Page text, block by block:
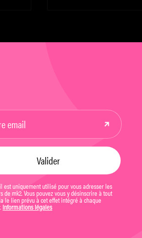
est uniquement utilisé pour vous adresser les
de mk2. Vous pouvez vous y désinscrire à tout
le lien prévu à cet effet intégré à chaque
Informations légales